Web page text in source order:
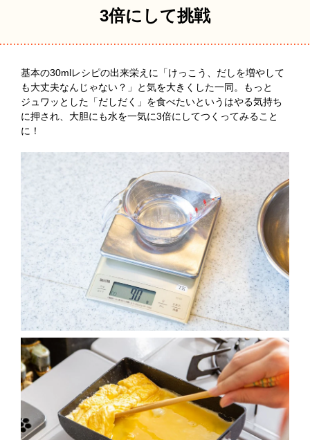
3倍にして挑戦
基本の30mlレシピの出来栄えに「けっこう、だしを増やして
も大丈夫なんじゃない？」と気を大きくした一同。もっと
ジュワッとした「だしだく」を食べたいというはやる気持ち
に押され、大胆にも水を一気に3倍にしてつくってみること
に！